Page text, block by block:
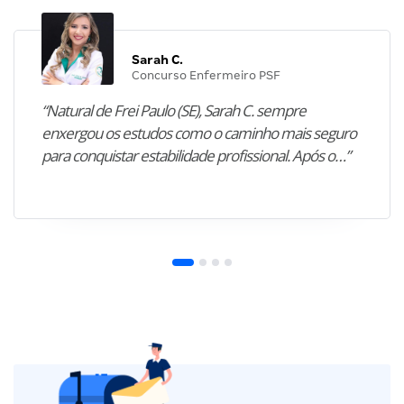
Sarah C.
Concurso Enfermeiro PSF
“Natural de Frei Paulo (SE), Sarah C. sempre
enxergou os estudos como o caminho mais seguro
para conquistar estabilidade profissional. Após o…”